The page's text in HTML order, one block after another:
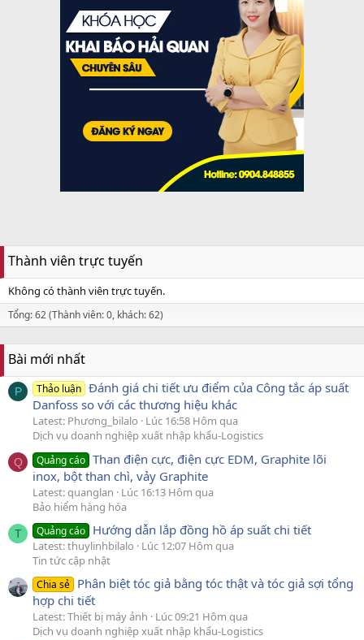
Thành viên trực tuyến
Không có thành viên trực tuyến.
Tổng: 62 (Thành viên: 0, khách: 62)
Bài mới nhất
P Thảo luận Đánh giá chi tiết ưu điểm của Công tắc áp suất
Danfoss so với các thương hiệu khác
Latest: Phương_bilalo
Lúc 16:58 Hôm qua
Dịch vụ doanh nghiệp xuất nhập khẩu-Logistics
Q Quảng cáo Than điện cực, điện cực EDM, Graphite lõi
inox, bột than chì, vảy Graphite
Latest: quanglan
Lúc 16:13 Hôm qua
Bảo hiểm hàng hóa
T Quảng cáo Hướng dẫn lắp đồng hồ áp suất chi tiết
Latest: thuylinhbilalo
Lúc 12:07 Hôm qua
Tin tức cập nhật
Chia sẻ Phân biệt tóc giả bằng tóc thật và tóc giả sợi tổng
hợp chi tiết
Latest: Thiết bị máy ảnh
Lúc 09:21 Hôm qua
Dịch vụ doanh nghiệp xuất nhập khẩu-Logistics